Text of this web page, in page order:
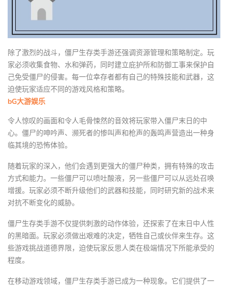
除了激烈的战斗，僵尸生存类手游还强调资源管理和策略制定。玩
家必须收集食物、水和弹药，同时建立庇护所和防御工事来保护自
己免受僵尸的侵害。每一位幸存者都有自己的特殊技能和武器，这
迫使玩家适应不同的游戏风格和策略。
bG大游娱乐
令人惊叹的画面和令人毛骨悚然的音效将玩家带入僵尸末日的中
心。僵尸的呻吟声、濒死者的惨叫声和枪声的轰鸣声营造出一种身
临其境的恐怖体验。
随着玩家的深入，他们会遇到更强大的僵尸种类，拥有特殊的攻击
方式和能力。一些僵尸可以喷吐酸液，另一些僵尸可以从远处召唤
增援。玩家必须不断升级他们的武器和技能，同时研究新的战术来
对抗不断变化的威胁。
僵尸生存类手游不仅提供刺激的动作体验，还探索了在末日中人性
的黑暗面。玩家必须做出艰难的决定，牺牲自己或伙伴来生存。这
些游戏挑战道德界限，迫使玩家反思人类在极端情况下所能承受的
程度。
在移动游戏领域，僵尸生存类手游已成为一种现象。它们提供了一